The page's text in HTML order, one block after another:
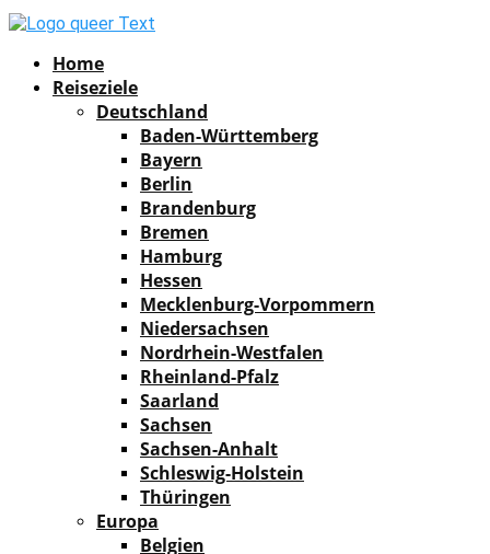
Home
Reiseziele
Deutschland
Baden-Württemberg
Bayern
Berlin
Brandenburg
Bremen
Hamburg
Hessen
Mecklenburg-Vorpommern
Niedersachsen
Nordrhein-Westfalen
Rheinland-Pfalz
Saarland
Sachsen
Sachsen-Anhalt
Schleswig-Holstein
Thüringen
Europa
Belgien